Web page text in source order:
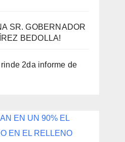
SR. GOBERNADOR
BEDOLLA!
2da informe de
EN UN 90% EL
EN EL RELLENO